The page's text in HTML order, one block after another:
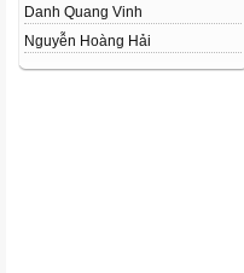
Danh Quang Vinh
Nguyễn Hoàng Hải